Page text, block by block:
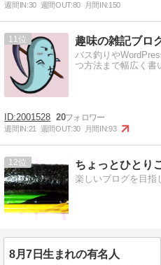
週間IN:30 週間OUT:80 月間IN:150
11 趣味の雑記ブロ
バス釣りや
つ方法まで幅広く書
2001528 20
週間IN:21 週間OUT:30 月間IN:93
12 ちょっとひとり
楽しいブログを目指
8月7日生まれの有名人